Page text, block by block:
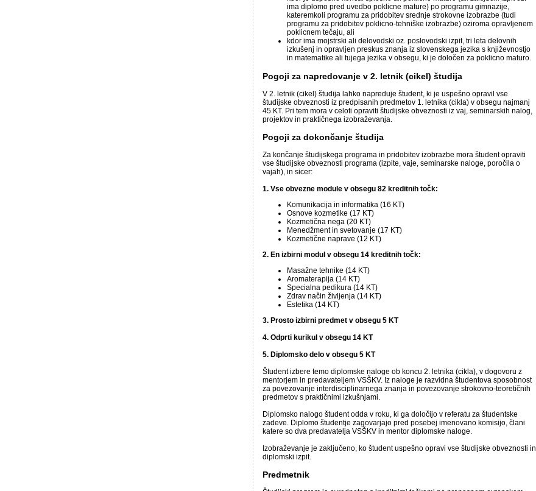
ima diplomo pred uvedbo poklicne mature) po programu gimnazije,
kateremkoli programu za pridobitev srednje strokovne izobrazbe (tudi
programu za pridobitev poklicno-tehniške izobrazbe) oziroma opravljenem
poklicnem tečaju, ali
kdor ima mojstrski ali delovodski oz. poslovodski izpit, tri leta delovnih
izkušenj in opravljen preskus znanja iz slovenskega jezika s književnostjo
in matematike ali tujega jezika v obsegu, ki je določen za poklicno maturo.
Pogoji za napredovanje v 2. letnik (cikel) študija
V 2. letnik (cikel) študija lahko napreduje študent, ki je uspešno opravil vse
študijske obveznosti iz predpisanih predmetov 1. letnika (cikla) v obsegu najmanj
45 KT. Pri tem mora v celoti opraviti študijske obveznosti iz vaj, seminarskih nalog,
projektov in praktičnega izobraževanja.
Pogoji za dokončanje študija
Za končanje študijskega programa in pridobitev izobrazbe mora študent opraviti
vse študijske obveznosti programa (izpite, vaje, seminarske naloge, poročila o
vajah), in sicer:
1. Vse obvezne module v obsegu 82 kreditnih točk:
Komunikacija in informatika (16 KT)
Osnove kozmetike (17 KT)
Kozmetična nega (20 KT)
Menedžment in svetovanje (17 KT)
Kozmetične naprave (12 KT)
2. En izbirni modul v obsegu 14 kreditnih točk:
Masažne tehnike (14 KT)
Aromaterapija (14 KT)
Specialna pedikura (14 KT)
Zdrav način življenja (14 KT)
Estetika (14 KT)
3. Prosto izbirni predmet v obsegu 5 KT
4. Odprti kurikul v obsegu 14 KT
5. Diplomsko delo v obsegu 5 KT
Študent izbere temo diplomske naloge ob koncu 2. letnika (cikla), v dogovoru z
mentorjem in predavateljem VSŠKV. Iz naloge je razvidna študentova sposobnost
za povezovanje interdisciplinarnega znanja in povezovanje strokovno-teoretičnih
predmetov s praktičnimi izkušnjami.
Diplomsko nalogo študent odda v roku, ki ga določijo v referatu za študentske
zadeve. Diplomo študentje zagovarjajo pred posebej imenovano komisijo, člani
katere so dva predavatelja VSŠKV in mentor diplomske naloge.
Izobraževanje je zaključeno, ko študent uspešno opravi vse študijske obveznosti in
diplomski izpit.
Predmetnik